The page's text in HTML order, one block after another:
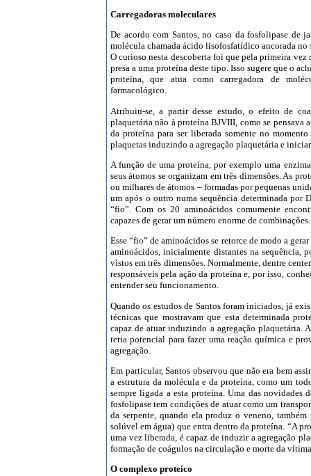
Carregadoras moleculares
De acordo com Santos, no caso da fosfolipase de
molécula chamada ácido lisofosfatídico ancorada
O curioso nesta descoberta foi que pela primeira
presa a uma proteína deste tipo. Isso sugere que o
proteína, que atua como carregadora de
farmacológico.
Atribuiu-se, a partir desse estudo, o efeito de
plaquetária não à proteína BJVIII, como se pensava
da proteína para ser liberada somente no
plaquetas induzindo a agregação plaquetária e
A função de uma proteína, por exemplo uma
seus átomos se organizam em três dimensões. As
ou milhares de átomos – formadas por pequenas
um após o outro numa sequência determinada por
“fio”. Com os 20 aminoácidos comumente
capazes de gerar um número enorme de combinações.
Esse “fio” de aminoácidos se retorce de modo a
aminoácidos, inicialmente distantes na sequência,
vistos em três dimensões. Normalmente, dentre
responsáveis pela ação da proteína e, por isso,
entender seu funcionamento.
Quando os estudos de Santos foram iniciados, já
técnicas que mostravam que esta determinada
capaz de atuar induzindo a agregação plaquetária.
teria potencial para fazer uma reação química e
agregação.
Em particular, Santos observou que não era bem
a estrutura da molécula e da proteína, como um
sempre ligada a esta proteína. Uma das novidades
fosfolipase tem condições de atuar como um
da serpente, quando ela produz o veneno,
solúvel em água) que entra dentro da proteína. “A
uma vez liberada, é capaz de induzir a agregação
formação de coágulos na circulação e morte da
O complexo proteico